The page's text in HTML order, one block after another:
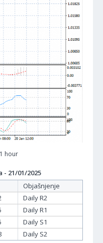
hour
- 21/01/2025
Objašnjenje
Daily R2
Daily R1
Daily S1
Daily S2